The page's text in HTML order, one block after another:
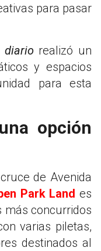
para pasar
diariorealizó un
y espacios
para esta
opción
de Avenida
Park Land es
más concurridos
varias piletas,
destinados al